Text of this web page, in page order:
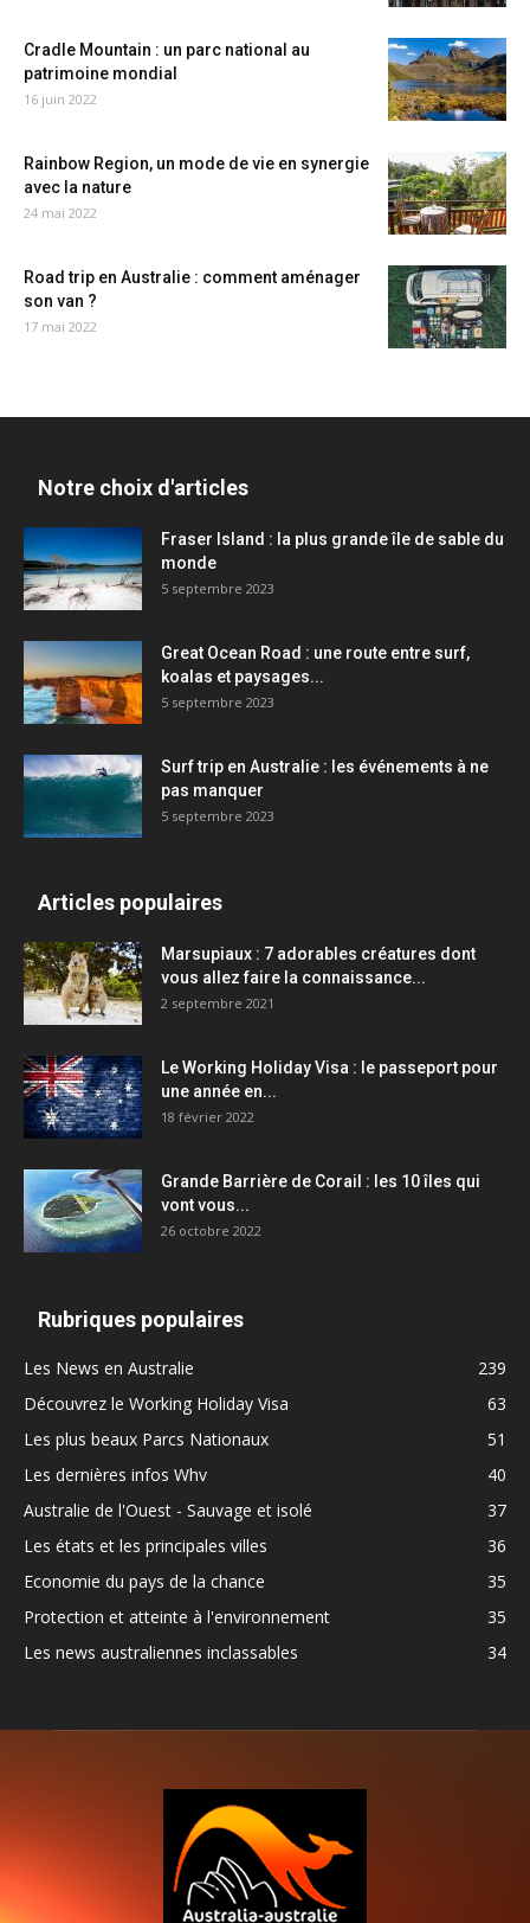
Cradle Mountain : un parc national au
patrimoine mondial
16 juin 2022
Rainbow Region, un mode de vie en synergie
avec la nature
24 mai 2022
Road trip en Australie : comment aménager
son van ?
17 mai 2022
Notre choix d'articles
Fraser Island : la plus grande île de sable du
monde
5 septembre 2023
Great Ocean Road : une route entre surf,
koalas et paysages...
5 septembre 2023
Surf trip en Australie : les événements à ne
pas manquer
5 septembre 2023
Articles populaires
Marsupiaux : 7 adorables créatures dont
vous allez faire la connaissance...
2 septembre 2021
Le Working Holiday Visa : le passeport pour
une année en...
18 février 2022
Grande Barrière de Corail : les 10 îles qui
vont vous...
26 octobre 2022
Rubriques populaires
Les News en Australie
239
Découvrez le Working Holiday Visa
63
Les plus beaux Parcs Nationaux
51
Les dernières infos Whv
40
Australie de l'Ouest - Sauvage et isolé
37
Les états et les principales villes
36
Economie du pays de la chance
35
Protection et atteinte à l'environnement
35
Les news australiennes inclassables
34